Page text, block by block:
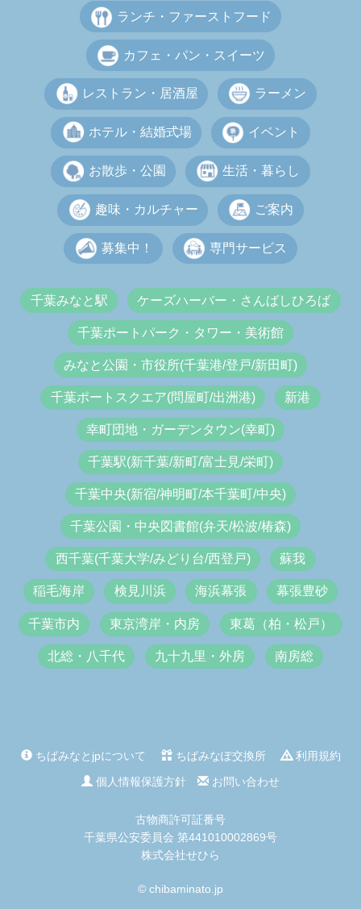
ランチ・ファーストフード
カフェ・パン・スイーツ
レストラン・居酒屋 ラーメン
ホテル・結婚式場 イベント
お散歩・公園 生活・暮らし
趣味・カルチャー ご案内
募集中！ 専門サービス
千葉みなと駅 ケーズハーバー・さんばしひろば
千葉ポートパーク・タワー・美術館
みなと公園・市役所(千葉港/登戸/新田町)
千葉ポートスクエア(問屋町/出洲港) 新港
幸町団地・ガーデンタウン(幸町)
千葉駅(新千葉/新町/富士見/栄町)
千葉中央(新宿/神明町/本千葉町/中央)
千葉公園・中央図書館(弁天/松波/椿森)
西千葉(千葉大学/みどり台/西登戸) 蘇我
稲毛海岸 検見川浜 海浜幕張 幕張豊砂
千葉市内 東京湾岸・内房 東葛（柏・松戸）
北総・八千代 九十九里・外房 南房総
ちばみなとjpについて ちばみなぽ交換所
利用規約
個人情報保護方針
お問い合わせ
古物商許可証番号
千葉県公安委員会 第441010002869号
株式会社せひら
© chibaminato.jp